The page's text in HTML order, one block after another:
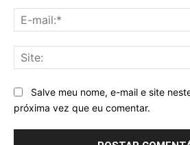
Salve meu nome, e-mail e site
próxima vez que eu comentar.